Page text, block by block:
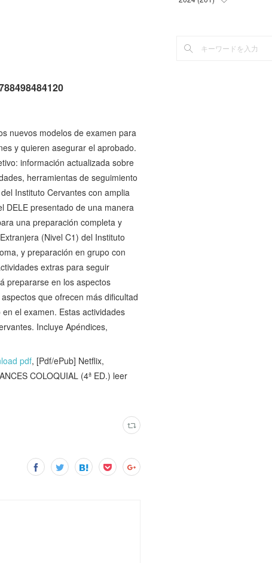
nuevos modelos de examen para
y quieren asegurar el aprobado.
información actualizada sobre
herramientas de seguimiento
Instituto Cervantes con amplia
DELE presentado de una manera
una preparación completa y
(Nivel C1) del Instituto
y preparación en grupo con
extras para seguir
prepararse en los aspectos
que ofrecen más dificultad
el examen. Estas actividades
Incluye Apéndices,
pdf, [Pdf/ePub] Netflix,
COLOQUIAL (4ª ED.) leer
(